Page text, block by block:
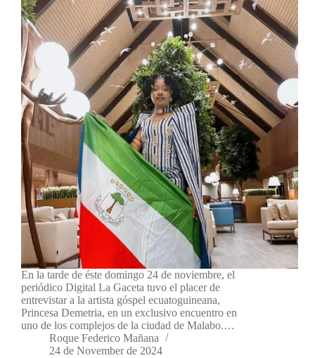
En la tarde de éste domingo 24 de noviembre, el
periódico Digital La Gaceta tuvo el placer de
entrevistar a la artista góspel ecuatoguineana,
Princesa Demetria, en un exclusivo encuentro en
uno de los complejos de la ciudad de Malabo.…
Roque Federico Mañana
24 de November de 2024